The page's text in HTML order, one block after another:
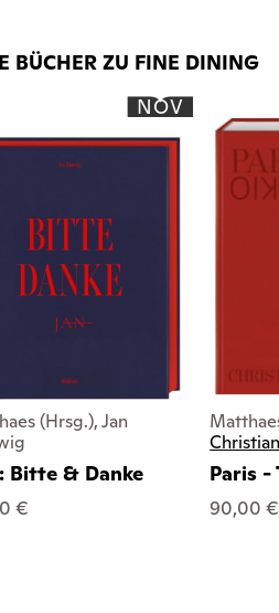
BÜCHER ZU FINE DINING
NOV
(Hrsg.), Jan
Bitte & Danke
€
Paris -
90,00 €